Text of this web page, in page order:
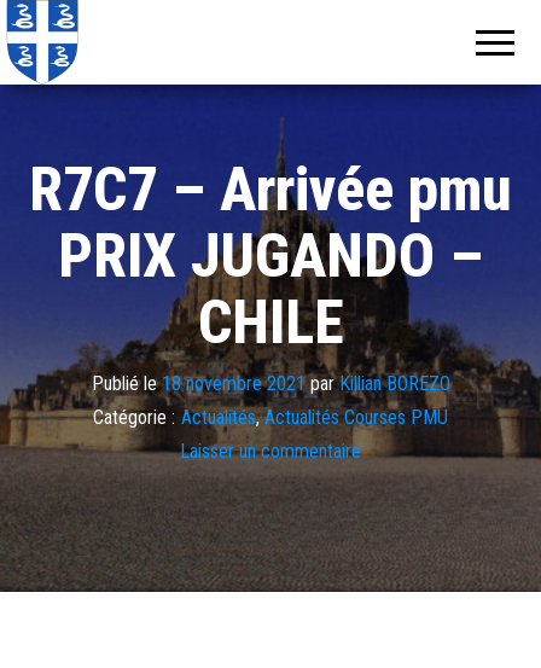
R7C7 – Arrivée pmu
PRIX JUGANDO –
CHILE
Publié le18 novembre 2021parKillian BOREZO
Catégorie : Actualités,Actualités Courses PMU
Laisser un commentaire